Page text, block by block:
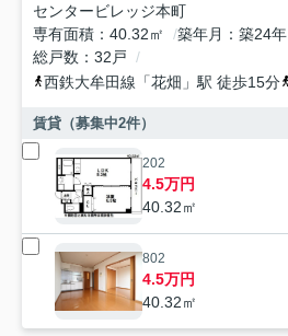
センタービレッジ本町
専有面積
40.32㎡ 築年月 築24年
総戸数
32戸
西鉄大牟田線 「花畑 」駅 徒歩15分
賃貸（募集中2件）
202
4.5万円
40.32㎡
802
4.5万円
40.32㎡